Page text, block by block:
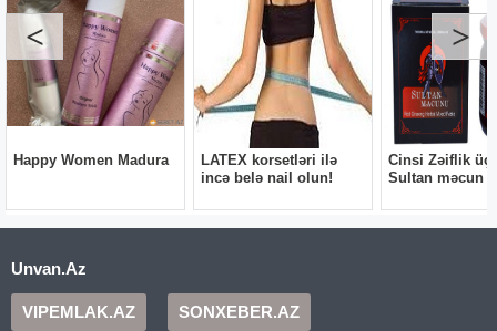
Unvan.Az
VIPEMLAK.AZ SONXEBER.AZ